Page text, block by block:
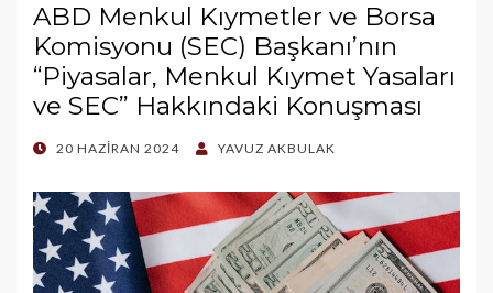
ABD Menkul Kıymetler ve Borsa
Komisyonu (SEC) Başkanı’nın
“Piyasalar, Menkul Kıymet Yasaları
ve SEC” Hakkındaki Konuşması
POSTED
20 HAZIRAN 2024 YAVUZ AKBULAK